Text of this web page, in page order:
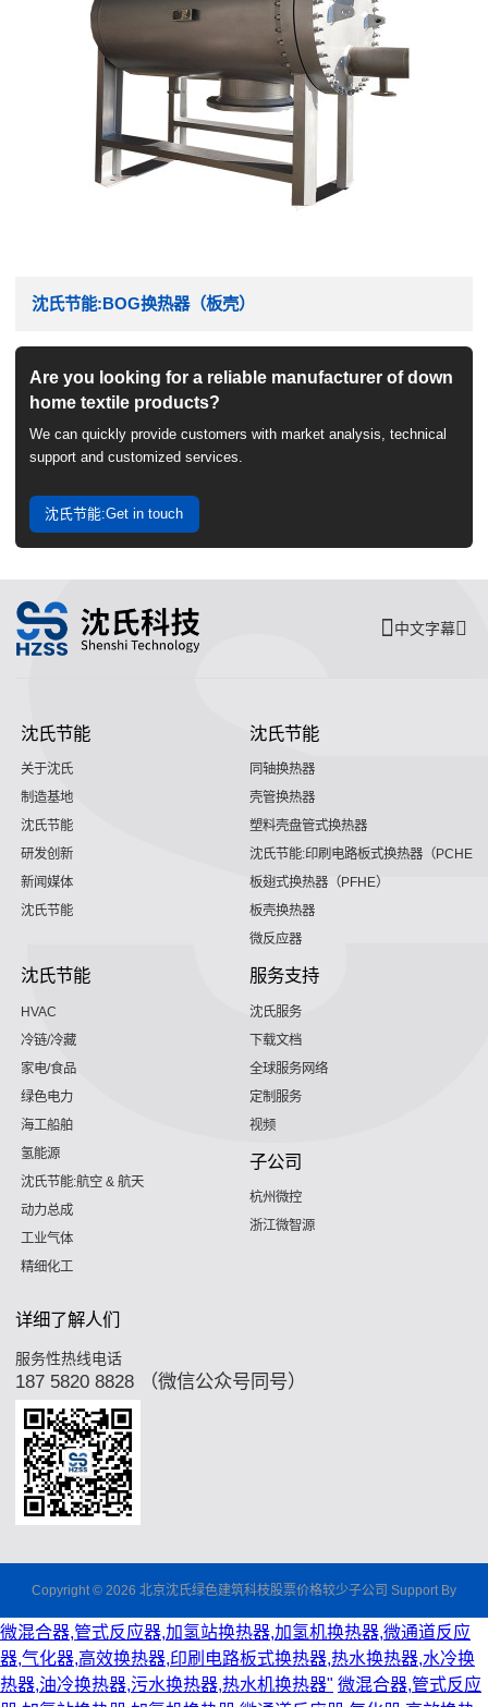
沈氏节能:BOG换热器（板壳）
Are you looking for a reliable manufacturer of down
home textile products?
We can quickly provide customers with market analysis, technical
support and customized services.
沈氏节能:Get in touch
中文字幕
沈氏节能
关于沈氏
制造基地
沈氏节能
研发创新
新闻媒体
沈氏节能
沈氏节能
同轴换热器
壳管换热器
塑料壳盘管式换热器
沈氏节能:印刷电路板式换热器（PCHE）
板翅式换热器（PFHE）
板壳换热器
微反应器
沈氏节能
HVAC
冷链/冷藏
家电/食品
绿色电力
海工船舶
氢能源
沈氏节能:航空 & 航天
动力总成
工业气体
精细化工
服务支持
沈氏服务
下载文档
全球服务网络
定制服务
视频
子公司
杭州微控
浙江微智源
详细了解人们
服务性热线电话
187 5820 8828 （微信公众号同号）
Copyright © 2026 北京沈氏绿色建筑科枝股票价格较少子公司 Support By
微混合器,管式反应器,加氢站换热器,加氢机换热器,微通道反应
器,气化器,高效换热器,印刷电路板式换热器,热水换热器,水冷换
热器,油冷换热器,污水换热器,热水机换热器" 微混合器,管式反应